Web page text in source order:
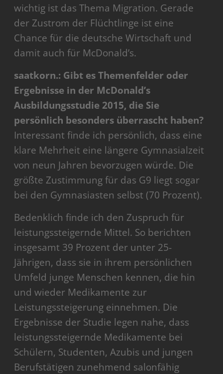
wichtig ist das Thema Migration. Gerade
der Zustrom der Flüchtlinge ist eine
Chance für die deutsche Wirtschaft und
damit auch für McDonald’s.
saatkorn.: Gibt es Themenfelder oder
Ergebnisse in der McDonald’s
Ausbildungsstudie 2015, die Sie
persönlich besonders überrascht haben?
Interessant finde ich persönlich, dass eine
klare Mehrheit eine längere Gymnasialzeit
von neun Jahren bevorzugen würde. Die
größte Zustimmung für das G9 liegt sogar
bei den Gymnasiasten selbst (70 Prozent).
Bedenklich finde ich den Zuspruch für
leistungssteigernde Mittel. So berichten
insgesamt 39 Prozent der unter 25-
Jährigen, dass sie in ihrem persönlichen
Umfeld junge Menschen kennen, die hin
und wieder Medikamente zur
Leistungssteigerung einnehmen. Die
Ergebnisse der Studie legen nahe, dass
leistungssteigernde Medikamente bei
Schülern, Studenten, Azubis und jungen
Berufstätigen zunehmend salonfähig